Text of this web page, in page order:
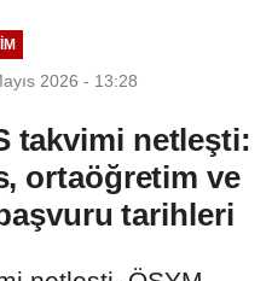
2026 - 13:28
takvimi netleşti:
ortaöğretim ve
tarihleri